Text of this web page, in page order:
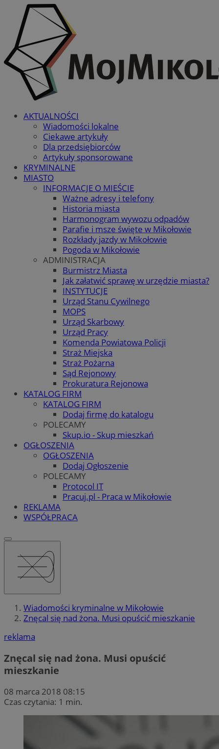
AKTUALNOŚCI
Wiadomości lokalne
Ciekawe artykuły
Dla przedsiębiorców
Artykuły sponsorowane
KRYMINALNE
MIASTO
INFORMACJE O MIEŚCIE
Ważne adresy i telefony
Historia miasta
Harmonogram wywozu odpadów
Parafie i msze święte w Mikołowie
Rozkłady jazdy w Mikołowie
Pogoda w Mikołowie
ADMINISTRACJA
Burmistrz Miasta
Jak załatwić sprawę w urzędzie miasta?
INSTYTUCJE
Urząd Stanu Cywilnego
MOPS
Urząd Skarbowy
Urząd Pracy
Komenda Powiatowa Policji
Straż Miejska
Straż Pożarna
Sąd Rejonowy
Prokuratura Rejonowa
KATALOG FIRM
KATALOG FIRM
Dodaj firmę do katalogu
POLECAMY
Skup.io - Skup mieszkań
OGŁOSZENIA
OGŁOSZENIA
Dodaj Ogłoszenie
POLECAMY
Protocol IT
Pracuj.pl - Praca w Mikołowie
REKLAMA
WSPÓŁPRACA
Wiadomości kryminalne w Mikołowie
Znęcal się nad żona. Musi opuścić mieszkanie
reklama
Znęcal się nad żona. Musi opuścić
mieszkanie
08 marca 2018 08:15
Czas czytania: 1 min.